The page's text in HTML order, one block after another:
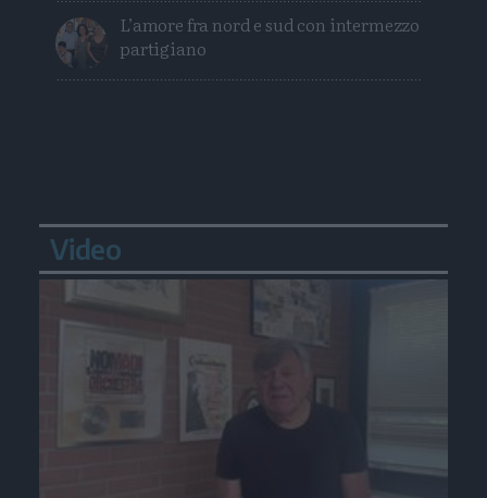
L’amore fra nord e sud con intermezzo
partigiano
Video